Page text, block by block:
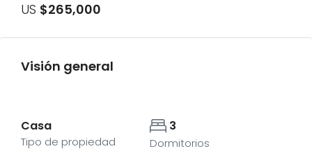
US $265,000
Visión general
Casa
Tipo de propiedad
3
Dormitorios